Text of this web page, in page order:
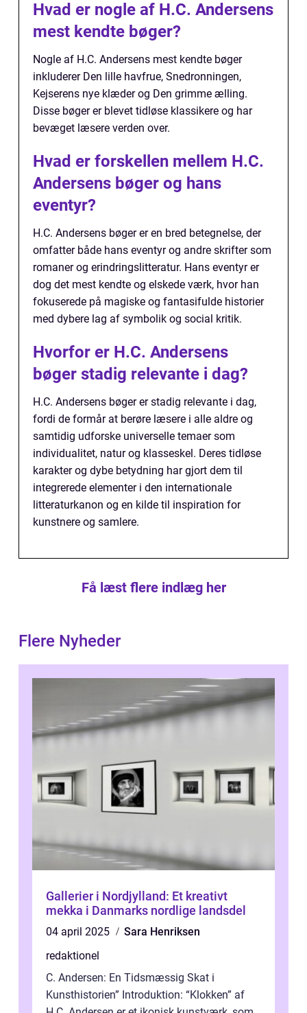
Hvad er nogle af H.C. Andersens
mest kendte bøger?
Nogle af H.C. Andersens mest kendte bøger
inkluderer Den lille havfrue, Snedronningen,
Kejserens nye klæder og Den grimme ælling.
Disse bøger er blevet tidløse klassikere og har
bevæget læsere verden over.
Hvad er forskellen mellem H.C.
Andersens bøger og hans
eventyr?
H.C. Andersens bøger er en bred betegnelse, der
omfatter både hans eventyr og andre skrifter som
romaner og erindringslitteratur. Hans eventyr er
dog det mest kendte og elskede værk, hvor han
fokuserede på magiske og fantasifulde historier
med dybere lag af symbolik og social kritik.
Hvorfor er H.C. Andersens
bøger stadig relevante i dag?
H.C. Andersens bøger er stadig relevante i dag,
fordi de formår at berøre læsere i alle aldre og
samtidig udforske universelle temaer som
individualitet, natur og klasseskel. Deres tidløse
karakter og dybe betydning har gjort dem til
integrerede elementer i den internationale
litteraturkanon og en kilde til inspiration for
kunstnere og samlere.
Få læst flere indlæg her
Flere Nyheder
Gallerier i Nordjylland: Et kreativt
mekka i Danmarks nordlige landsdel
04 april 2025
Sara Henriksen
redaktionel
C. Andersen: En Tidsmæssig Skat i
Kunsthistorien” Introduktion: “Klokken” af